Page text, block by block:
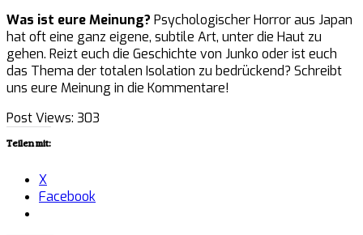
Was ist eure Meinung? Psychologischer Horror aus Japan
hat oft eine ganz eigene, subtile Art, unter die Haut zu
gehen. Reizt euch die Geschichte von Junko oder ist euch
das Thema der totalen Isolation zu bedrückend? Schreibt
uns eure Meinung in die Kommentare!
Post Views: 303
Teilen mit:
X
Facebook